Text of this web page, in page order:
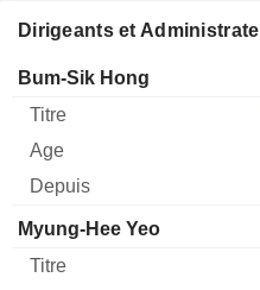
Dirigeants et
Dirigeant Titre
Bum-Sik Hong
Myung-Hee Yeo